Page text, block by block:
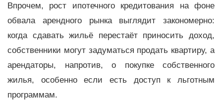
Впрочем, рост ипотечного кредитования на фоне
обвала арендного рынка выглядит закономерно:
когда сдавать жильё перестаёт приносить доход,
собственники могут задуматься продать квартиру, а
арендаторы, напротив, о покупке собственного
жилья, особенно если есть доступ к льготным
программам.